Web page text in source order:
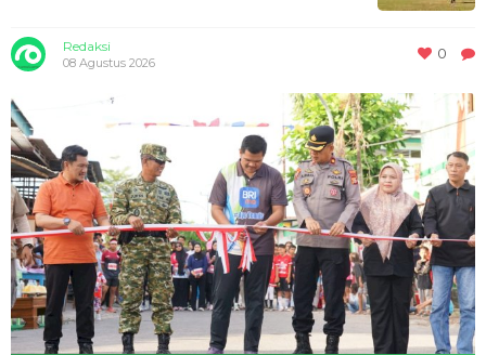
Redaksi
08 Agustus 2026
0